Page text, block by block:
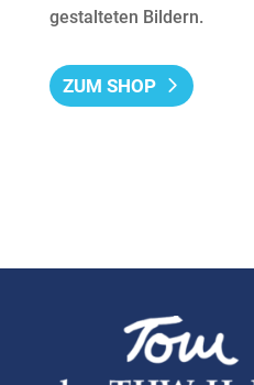
gestalteten Bildern.
ZUM SHOP